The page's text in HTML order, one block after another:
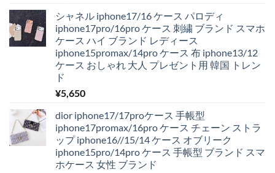
シャネル iphone17/16 ケース パロディ
iphone17pro/16pro ケース 刺繍 ブランド スマホ
ケース ハイ ブランド レディース
iphone15promax/14pro ケース 布 iphone13/12
ケース おしゃれ 大人 プレゼント用 韓国 トレン
ド
¥5,650
dior iphone17/17proケース 手帳型
iphone17promax/16pro ケース チェーン ストラ
ップ iphone16//15/14 ケース オブリーク
iphone15pro/14pro ケース 手帳型 ブランド スマ
ホケース 女性 ブランド